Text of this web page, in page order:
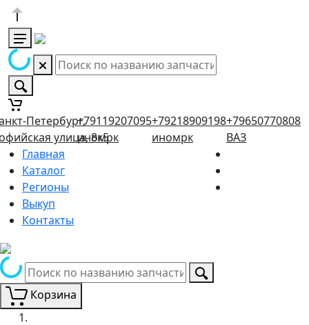
Петербург,
улица, 8к5
+79119207095
иномрк
+79218909198
иномрк
+79650770808
ВАЗ
Главная
Каталог
Регионы
Выкуп
Контакты
Корзина